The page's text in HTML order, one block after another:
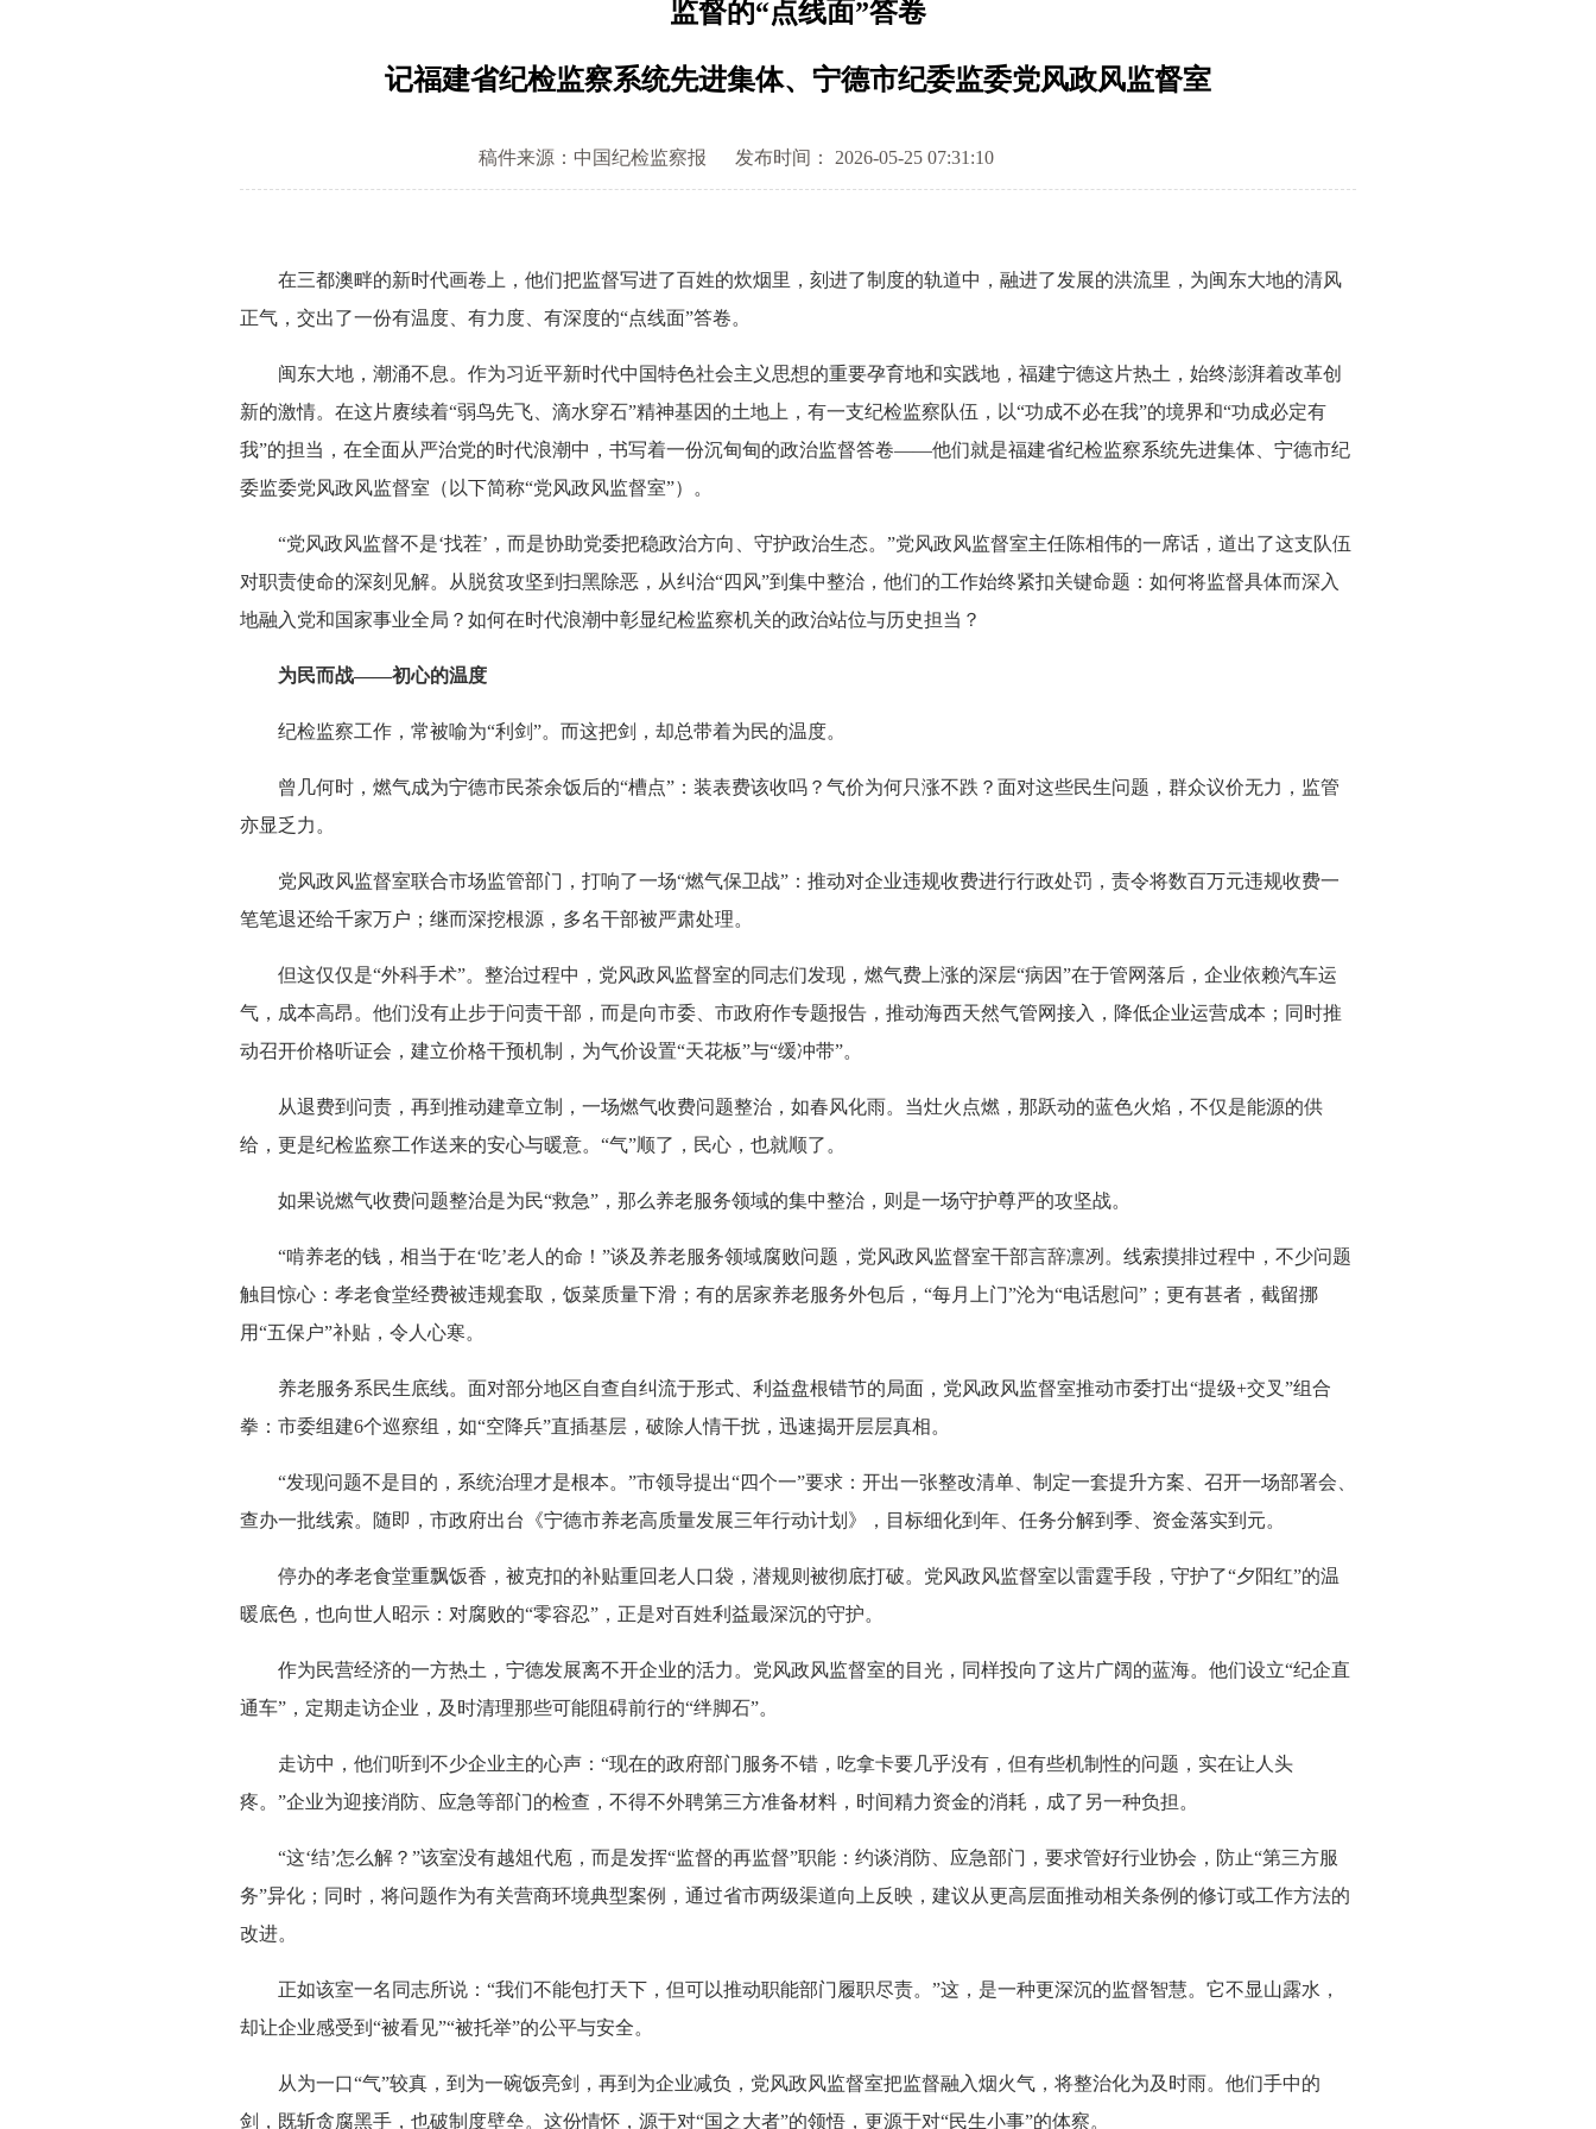
监督的“点线面”答卷
记福建省纪检监察系统先进集体、宁德市纪委监委党风政风监督室
稿件来源：中国纪检监察报 发布时间： 2026-05-25 07:31:10
在三都澳畔的新时代画卷上，他们把监督写进了百姓的炊烟里，刻进了制度的轨道中，融进了发展的洪流里，为闽东大地的清风
正气，交出了一份有温度、有力度、有深度的“点线面”答卷。
闽东大地，潮涌不息。作为习近平新时代中国特色社会主义思想的重要孕育地和实践地，福建宁德这片热土，始终澎湃着改革创
新的激情。在这片赓续着“弱鸟先飞、滴水穿石”精神基因的土地上，有一支纪检监察队伍，以“功成不必在我”的境界和“功成必定有
我”的担当，在全面从严治党的时代浪潮中，书写着一份沉甸甸的政治监督答卷——他们就是福建省纪检监察系统先进集体、宁德市纪
委监委党风政风监督室（以下简称“党风政风监督室”）。
“党风政风监督不是‘找茬’，而是协助党委把稳政治方向、守护政治生态。”党风政风监督室主任陈相伟的一席话，道出了这支队伍
对职责使命的深刻见解。从脱贫攻坚到扫黑除恶，从纠治“四风”到集中整治，他们的工作始终紧扣关键命题：如何将监督具体而深入
地融入党和国家事业全局？如何在时代浪潮中彰显纪检监察机关的政治站位与历史担当？
为民而战——初心的温度
纪检监察工作，常被喻为“利剑”。而这把剑，却总带着为民的温度。
曾几何时，燃气成为宁德市民茶余饭后的“槽点”：装表费该收吗？气价为何只涨不跌？面对这些民生问题，群众议价无力，监管
亦显乏力。
党风政风监督室联合市场监管部门，打响了一场“燃气保卫战”：推动对企业违规收费进行行政处罚，责令将数百万元违规收费一
笔笔退还给千家万户；继而深挖根源，多名干部被严肃处理。
但这仅仅是“外科手术”。整治过程中，党风政风监督室的同志们发现，燃气费上涨的深层“病因”在于管网落后，企业依赖汽车运
气，成本高昂。他们没有止步于问责干部，而是向市委、市政府作专题报告，推动海西天然气管网接入，降低企业运营成本；同时推
动召开价格听证会，建立价格干预机制，为气价设置“天花板”与“缓冲带”。
从退费到问责，再到推动建章立制，一场燃气收费问题整治，如春风化雨。当灶火点燃，那跃动的蓝色火焰，不仅是能源的供
给，更是纪检监察工作送来的安心与暖意。“气”顺了，民心，也就顺了。
如果说燃气收费问题整治是为民“救急”，那么养老服务领域的集中整治，则是一场守护尊严的攻坚战。
“啃养老的钱，相当于在‘吃’老人的命！”谈及养老服务领域腐败问题，党风政风监督室干部言辞凛冽。线索摸排过程中，不少问题
触目惊心：孝老食堂经费被违规套取，饭菜质量下滑；有的居家养老服务外包后，“每月上门”沦为“电话慰问”；更有甚者，截留挪
用“五保户”补贴，令人心寒。
养老服务系民生底线。面对部分地区自查自纠流于形式、利益盘根错节的局面，党风政风监督室推动市委打出“提级+交叉”组合
拳：市委组建6个巡察组，如“空降兵”直插基层，破除人情干扰，迅速揭开层层真相。
“发现问题不是目的，系统治理才是根本。”市领导提出“四个一”要求：开出一张整改清单、制定一套提升方案、召开一场部署会、
查办一批线索。随即，市政府出台《宁德市养老高质量发展三年行动计划》，目标细化到年、任务分解到季、资金落实到元。
停办的孝老食堂重飘饭香，被克扣的补贴重回老人口袋，潜规则被彻底打破。党风政风监督室以雷霆手段，守护了“夕阳红”的温
暖底色，也向世人昭示：对腐败的“零容忍”，正是对百姓利益最深沉的守护。
作为民营经济的一方热土，宁德发展离不开企业的活力。党风政风监督室的目光，同样投向了这片广阔的蓝海。他们设立“纪企直
通车”，定期走访企业，及时清理那些可能阻碍前行的“绊脚石”。
走访中，他们听到不少企业主的心声：“现在的政府部门服务不错，吃拿卡要几乎没有，但有些机制性的问题，实在让人头
疼。”企业为迎接消防、应急等部门的检查，不得不外聘第三方准备材料，时间精力资金的消耗，成了另一种负担。
“这‘结’怎么解？”该室没有越俎代庖，而是发挥“监督的再监督”职能：约谈消防、应急部门，要求管好行业协会，防止“第三方服
务”异化；同时，将问题作为有关营商环境典型案例，通过省市两级渠道向上反映，建议从更高层面推动相关条例的修订或工作方法的
改进。
正如该室一名同志所说：“我们不能包打天下，但可以推动职能部门履职尽责。”这，是一种更深沉的监督智慧。它不显山露水，
却让企业感受到“被看见”“被托举”的公平与安全。
从为一口“气”较真，到为一碗饭亮剑，再到为企业减负，党风政风监督室把监督融入烟火气，将整治化为及时雨。他们手中的
剑，既斩贪腐黑手，也破制度壁垒。这份情怀，源于对“国之大者”的领悟，更源于对“民生小事”的体察。